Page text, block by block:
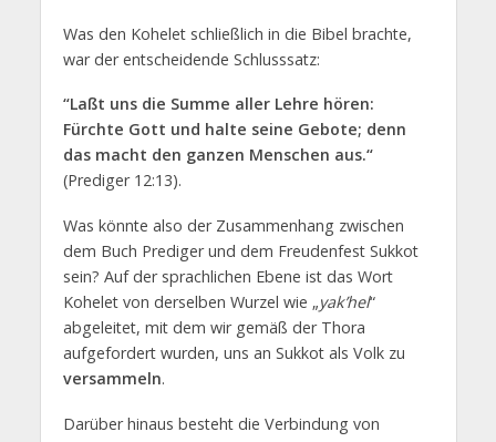
Was den Kohelet schließlich in die Bibel brachte,
war der entscheidende Schlusssatz:
“Laßt uns die Summe aller Lehre hören:
Fürchte Gott und halte seine Gebote; denn
das macht den ganzen Menschen aus.“
(Prediger 12:13).
Was könnte also der Zusammenhang zwischen
dem Buch Prediger und dem Freudenfest Sukkot
sein? Auf der sprachlichen Ebene ist das Wort
Kohelet von derselben Wurzel wie „yak’hel“
abgeleitet, mit dem wir gemäß der Thora
aufgefordert wurden, uns an Sukkot als Volk zu
versammeln.
Darüber hinaus besteht die Verbindung von